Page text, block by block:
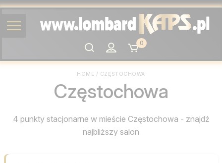
Szukaj
0
HOME / CZĘSTOCHOWA
Częstochowa
4 punkty stacjonarne w mieście Częstochowa - znajdź
najbliższy salon